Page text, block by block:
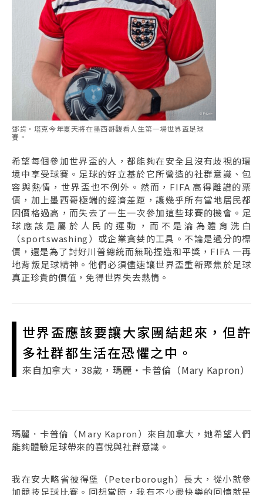
鄧肯・塔克今年夏天將在墨西哥觀看人生第一場世界盃足球
賽。
希望每個參加世界盃的人，都能夠在安全且沒有歧視的環
境中享受球賽。足球的好立基於它所營造的社群意識、包
容與熱情，世界盃也不例外。然而，FIFA 高得離譜的票
價，加上墨西哥極端的經濟差距，讓幾乎所有當地居民都
因價格過高，而失去了一生一次參加這些球賽的機會。足
球應該是屬於人民的運動，而不是淪為體育洗白
（sportswashing）或企業貪婪的工具。不論是過分的標
價，還是為了討好川普總統而無恥捏造和平獎，FIFA 一再
地背叛足球精神。他們必須儘速讓世界盃重新聚焦於足球
真正珍貴的價值，免得世界失去熱情。
世界盃應該要讓大家團結起來，但許
多社群都生活在恐懼之中。
來自加拿大，38歲，瑪麗・卡普倫（Mary Kapron）
瑪麗．卡普倫（Ｍary Kapron）來自加拿大，她希望人們
能夠體驗足球帶來的喜悅與社群意識。
我在安大略省彼得堡（Peterborough）長大，從小就參
加競技足球比賽。回想當時，我有不少最快樂的回憶就是